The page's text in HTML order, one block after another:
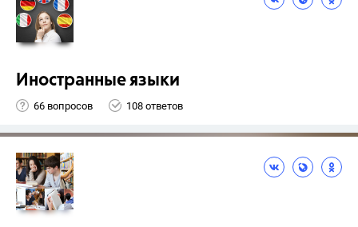
Иностранные языки
66 вопросов 108 ответов